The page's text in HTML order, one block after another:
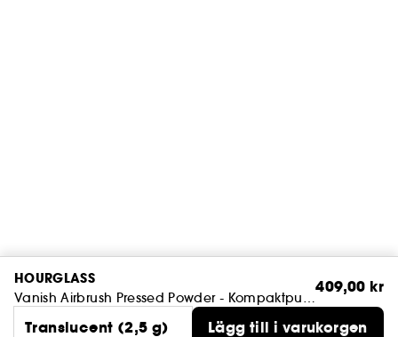
HOURGLASS
Vanish Airbrush Pressed Powder - Kompaktpuder i reseformat
409,00 kr
Translucent (2,5 g)
Lägg till i varukorgen